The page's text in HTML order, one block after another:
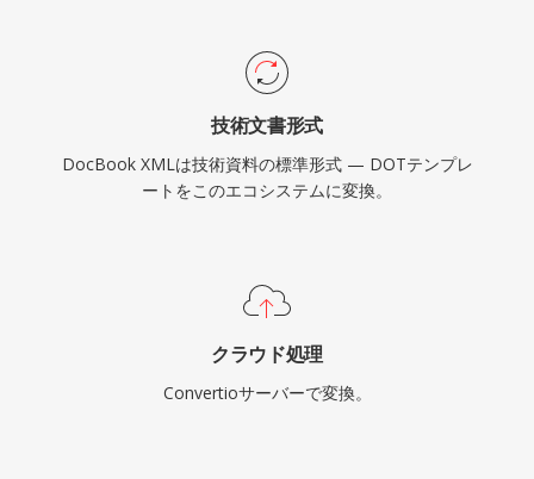
技術文書形式
DocBook XMLは技術資料の標準形式 — DOTテンプレ
ートをこのエコシステムに変換。
クラウド処理
Convertioサーバーで変換。